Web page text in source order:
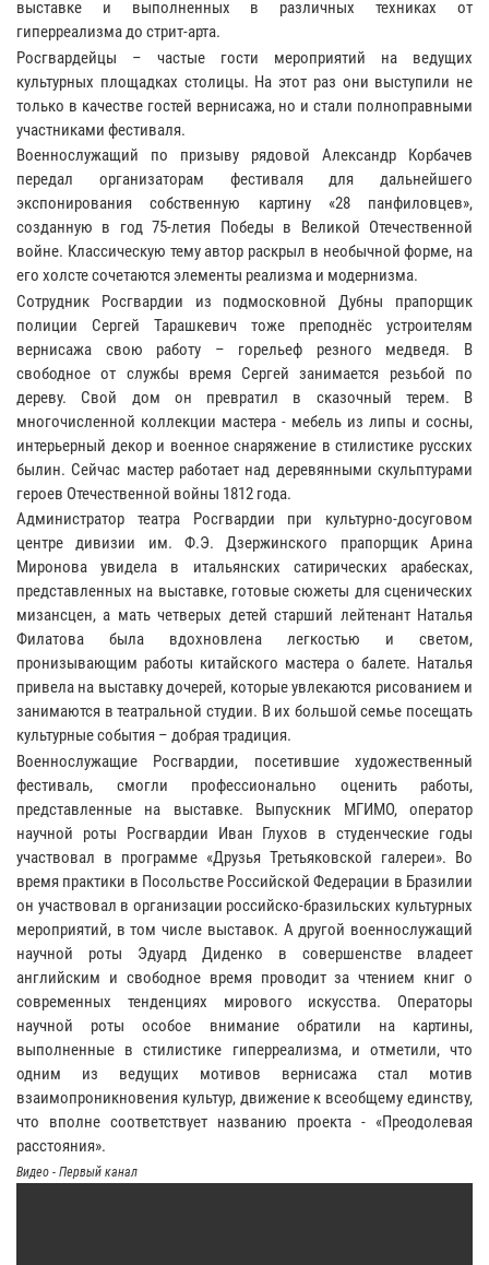
выставке и выполненных в различных техниках от
гиперреализма до стрит-арта.
Росгвардейцы – частые гости мероприятий на ведущих
культурных площадках столицы. На этот раз они выступили не
только в качестве гостей вернисажа, но и стали полноправными
участниками фестиваля.
Военнослужащий по призыву рядовой Александр Корбачев
передал организаторам фестиваля для дальнейшего
экспонирования собственную картину «28 панфиловцев»,
созданную в год 75-летия Победы в Великой Отечественной
войне. Классическую тему автор раскрыл в необычной форме, на
его холсте сочетаются элементы реализма и модернизма.
Сотрудник Росгвардии из подмосковной Дубны прапорщик
полиции Сергей Тарашкевич тоже преподнёс устроителям
вернисажа свою работу – горельеф резного медведя. В
свободное от службы время Сергей занимается резьбой по
дереву. Свой дом он превратил в сказочный терем. В
многочисленной коллекции мастера - мебель из липы и сосны,
интерьерный декор и военное снаряжение в стилистике русских
былин. Сейчас мастер работает над деревянными скульптурами
героев Отечественной войны 1812 года.
Администратор театра Росгвардии при культурно-досуговом
центре дивизии им. Ф.Э. Дзержинского прапорщик Арина
Миронова увидела в итальянских сатирических арабесках,
представленных на выставке, готовые сюжеты для сценических
мизансцен, а мать четверых детей старший лейтенант Наталья
Филатова была вдохновлена легкостью и светом,
пронизывающим работы китайского мастера о балете. Наталья
привела на выставку дочерей, которые увлекаются рисованием и
занимаются в театральной студии. В их большой семье посещать
культурные события – добрая традиция.
Военнослужащие Росгвардии, посетившие художественный
фестиваль, смогли профессионально оценить работы,
представленные на выставке. Выпускник МГИМО, оператор
научной роты Росгвардии Иван Глухов в студенческие годы
участвовал в программе «Друзья Третьяковской галереи». Во
время практики в Посольстве Российской Федерации в Бразилии
он участвовал в организации российско-бразильских культурных
мероприятий, в том числе выставок. А другой военнослужащий
научной роты Эдуард Диденко в совершенстве владеет
английским и свободное время проводит за чтением книг о
современных тенденциях мирового искусства. Операторы
научной роты особое внимание обратили на картины,
выполненные в стилистике гиперреализма, и отметили, что
одним из ведущих мотивов вернисажа стал мотив
взаимопроникновения культур, движение к всеобщему единству,
что вполне соответствует названию проекта - «Преодолевая
расстояния».
Видео - Первый канал